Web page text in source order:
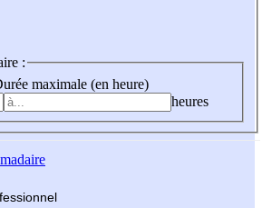
:
maximale (en heure)
heures
fessionnel